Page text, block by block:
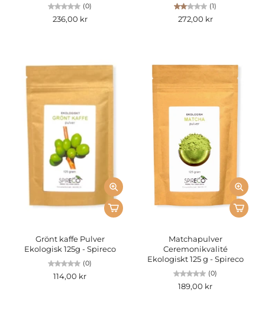
(0)
236,00 kr
(1)
272,00 kr
Grönt kaffe Pulver
Ekologisk 125g - Spireco
(0)
114,00 kr
Matchapulver
Ceremonikvalité
Ekologiskt 125 g - Spireco
(0)
189,00 kr